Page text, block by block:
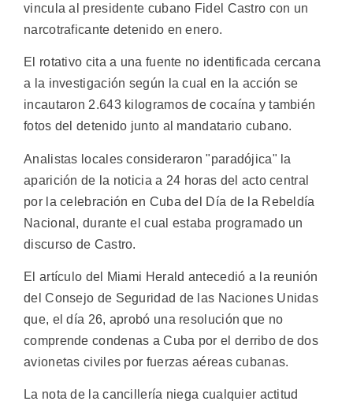
vincula al presidente cubano Fidel Castro con un
narcotraficante detenido en enero.
El rotativo cita a una fuente no identificada cercana
a la investigación según la cual en la acción se
incautaron 2.643 kilogramos de cocaína y también
fotos del detenido junto al mandatario cubano.
Analistas locales consideraron "paradójica" la
aparición de la noticia a 24 horas del acto central
por la celebración en Cuba del Día de la Rebeldía
Nacional, durante el cual estaba programado un
discurso de Castro.
El artículo del Miami Herald antecedió a la reunión
del Consejo de Seguridad de las Naciones Unidas
que, el día 26, aprobó una resolución que no
comprende condenas a Cuba por el derribo de dos
avionetas civiles por fuerzas aéreas cubanas.
La nota de la cancillería niega cualquier actitud